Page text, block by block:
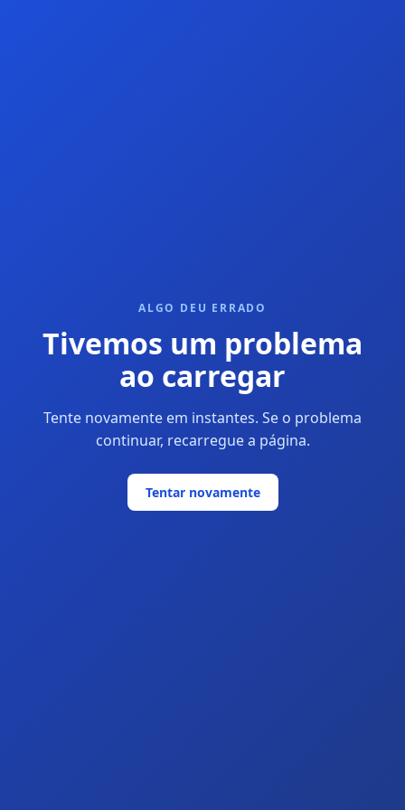
ALGO DEU ERRADO
Tivemos um problema
ao carregar
Tente novamente em instantes. Se o problema
continuar, recarregue a página.
Tentar novamente